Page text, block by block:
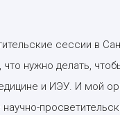
сессии в
нужно делать,
и ИЭУ. И мой